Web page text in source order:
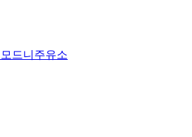
드니주유소